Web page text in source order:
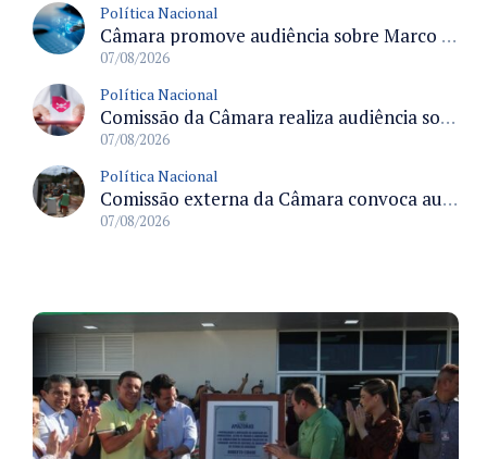
Política Nacional
Câmara promove audiência sobre Marco de Fomento à Economia Digital e impactos da inteligência artificial
07/08/2026
Política Nacional
Comissão da Câmara realiza audiência sobre apostas online para medir o tamanho do mercado ilegal
07/08/2026
Política Nacional
Comissão externa da Câmara convoca audiência pública sobre chuvas na Zona da Mata de Minas Gerais e impactos em Juiz de Fora
07/08/2026